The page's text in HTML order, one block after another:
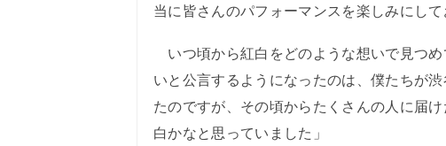
当に皆さんのパフォーマンスを楽しみにして
いつ頃から紅白をどのような想いで見つ
いと公言するようになったのは、僕たちが
たのですが、その頃からたくさんの人に届
白かなと思っていました」